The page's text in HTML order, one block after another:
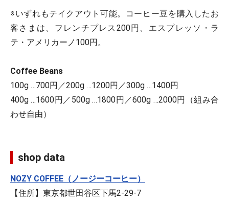
※いずれもテイクアウト可能。コーヒー豆を購入したお
客さまは、フレンチプレス200円、エスプレッソ・ラ
テ・アメリカーノ100円。
Coffee Beans
100g …700円／200g …1200円／300g …1400円
400g …1600円／500g …1800円／600g …2000円（組み合
わせ自由）
shop data
NOZY COFFEE（ノージーコーヒー）
【住所】東京都世田谷区下馬2-29-7